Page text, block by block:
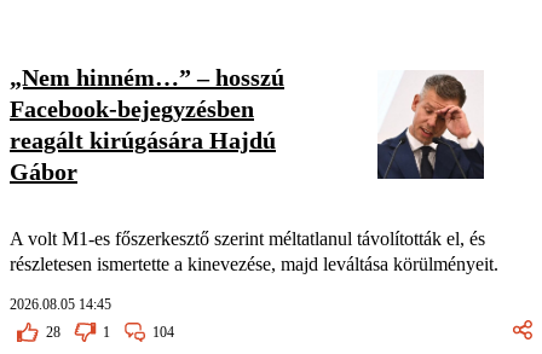
„Nem hinném…” – hosszú
Facebook-bejegyzésben
reagált kirúgására Hajdú
Gábor
A volt M1-es főszerkesztő szerint méltatlanul távolították el, és
részletesen ismertette a kinevezése, majd leváltása körülményeit.
2026.08.05 14:45
28
1 104